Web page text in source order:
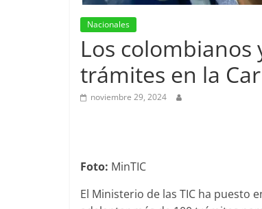
Nacionales
Los
trámites en la
noviembre 29, 2024
Foto: MinTIC
El Ministerio de las TIC ha puesto